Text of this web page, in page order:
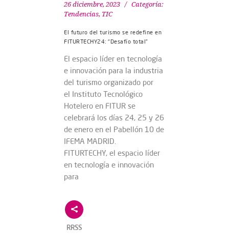
26 diciembre, 2023
Categoría:
Tendencias, TIC
El futuro del turismo se redefine en
FITURTECHY24: “Desafío total”
El espacio líder en tecnología
e innovación para la industria
del turismo organizado por
el Instituto Tecnológico
Hotelero en FITUR se
celebrará los días 24, 25 y 26
de enero en el Pabellón 10 de
IFEMA MADRID.
FITURTECHY, el espacio líder
en tecnología e innovación
para
RRSS